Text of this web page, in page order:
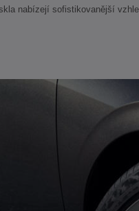
nabízejí sofistikovanější